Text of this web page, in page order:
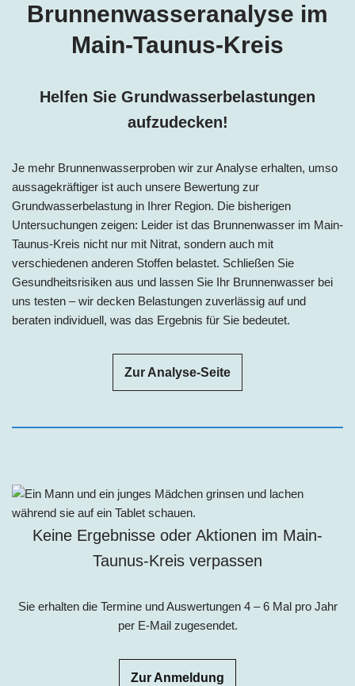
Brunnenwasseranalyse im
Main-Taunus-Kreis
Helfen Sie Grundwasserbelastungen
aufzudecken!
Je mehr Brunnenwasserproben wir zur Analyse erhalten, umso
aussagekräftiger ist auch unsere Bewertung zur
Grundwasserbelastung in Ihrer Region. Die bisherigen
Untersuchungen zeigen: Leider ist das Brunnenwasser im Main-
Taunus-Kreis nicht nur mit Nitrat, sondern auch mit
verschiedenen anderen Stoffen belastet. Schließen Sie
Gesundheitsrisiken aus und lassen Sie Ihr Brunnenwasser bei
uns testen – wir decken Belastungen zuverlässig auf und
beraten individuell, was das Ergebnis für Sie bedeutet.
Zur Analyse-Seite
Keine Ergebnisse oder Aktionen im Main-
Taunus-Kreis verpassen
Sie erhalten die Termine und Auswertungen 4 – 6 Mal pro Jahr
per E-Mail zugesendet.
Zur Anmeldung